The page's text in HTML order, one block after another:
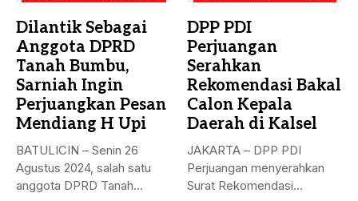
Dilantik Sebagai
Anggota DPRD
Tanah Bumbu,
Sarniah Ingin
Perjuangkan Pesan
Mendiang H Upi
BATULICIN – Senin 26
Agustus 2024, salah satu
anggota DPRD Tanah
DPP PDI
Perjuangan
Serahkan
Rekomendasi Bakal
Calon Kepala
Daerah di Kalsel
JAKARTA – DPP PDI
Perjuangan menyerahkan
Surat Rekomendasi